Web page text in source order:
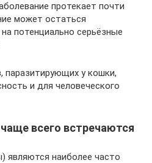
протекает почти
может остаться
потенциально серьёзные
паразитирующих у кошки,
и для человеческого
всего встречаются
являются наиболее часто